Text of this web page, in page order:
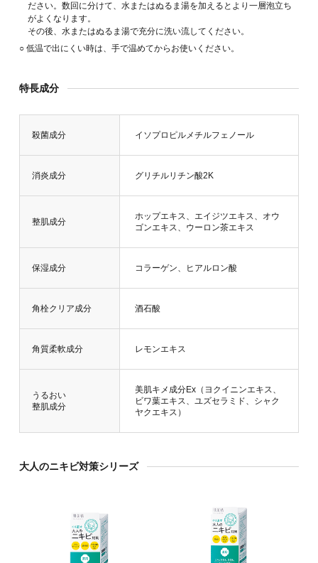
ださい。数回に分けて、水またはぬるま湯を加えるとより 一層泡立ち
がよくなります。
その後、水またはぬるま湯で充分に洗い流してください。
○ 低温で出にくい時は、手で温めてからお使いください。
特長成分
殺菌成分 イソプロピルメチルフェノール
消炎成分 グリチルリチン酸2K
整肌成分
ホップエキス、エイジツエキス、オウ
ゴンエキス、ウーロン茶エキス
保湿成分 コラーゲン、ヒアルロン酸
角栓クリア成分 酒石酸
角質柔軟成分 レモンエキス
うるおい
整肌成分
美肌キメ成分Ex（ヨクイニンエキス、
ビワ葉エキス、ユズセラミド、シャク
ヤクエキス）
大人のニキビ対策シリーズ